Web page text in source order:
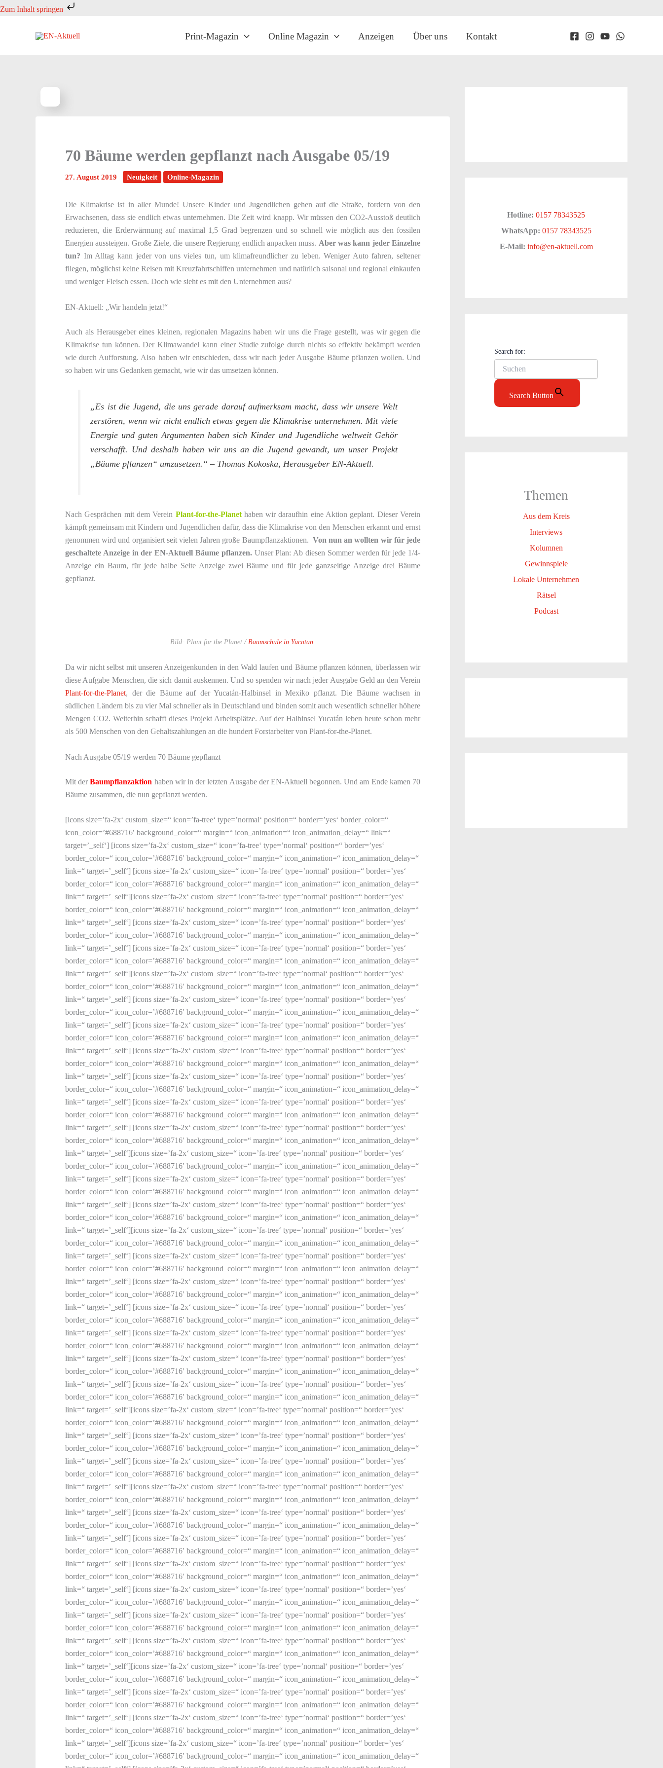
Zum Inhalt springen
Zum
Print-Magazin Online Magazin Anzeigen Über uns Kontakt
70 Bäume werden gepflanzt nach Ausgabe 05/19
27. August 2019 Neuigkeit Online-Magazin
Die Klimakrise ist in aller Munde! Unsere Kinder und Jugendlichen gehen auf die Straße, fordern von den
Erwachsenen, dass sie endlich etwas unternehmen. Die Zeit wird knapp. Wir müssen den CO2-Ausstoß deutlich
reduzieren, die Erderwärmung auf maximal 1,5 Grad begrenzen und so schnell wie möglich aus den fossilen
Energien aussteigen. Große Ziele, die unsere Regierung endlich anpacken muss. Aber was kann jeder Einzelne
tun? Im Alltag kann jeder von uns vieles tun, um klimafreundlicher zu leben. Weniger Auto fahren, seltener
fliegen, möglichst keine Reisen mit Kreuzfahrtschiffen unternehmen und natürlich saisonal und regional einkaufen
und weniger Fleisch essen. Doch wie sieht es mit den Unternehmen aus?
EN-Aktuell: „Wir handeln jetzt!“
Auch als Herausgeber eines kleinen, regionalen Magazins haben wir uns die Frage gestellt, was wir gegen die
Klimakrise tun können. Der Klimawandel kann einer Studie zufolge durch nichts so effektiv bekämpft werden
wie durch Aufforstung. Also haben wir entschieden, dass wir nach jeder Ausgabe Bäume pflanzen wollen. Und
so haben wir uns Gedanken gemacht, wie wir das umsetzen können.
„Es ist die Jugend, die uns gerade darauf aufmerksam macht, dass wir unsere Welt
zerstören, wenn wir nicht endlich etwas gegen die Klimakrise unternehmen. Mit viele
Energie und guten Argumenten haben sich Kinder und Jugendliche weltweit Gehör
verschafft. Und deshalb haben wir uns an die Jugend gewandt, um unser Projekt
„Bäume pflanzen“ umzusetzen.“ – Thomas Kokoska, Herausgeber EN-Aktuell.
Nach Gesprächen mit dem Verein Plant-for-the-Planethaben wir daraufhin eine Aktion geplant. Dieser Verein
kämpft gemeinsam mit Kindern und Jugendlichen dafür, dass die Klimakrise von den Menschen erkannt und ernst
genommen wird und organisiert seit vielen Jahren große Baumpflanzaktionen. Von nun an wollten wir für jede
geschaltete Anzeige in der EN-Aktuell Bäume pflanzen.Unser Plan: Ab diesen Sommer werden für jede 1/4-
Anzeige ein Baum, für jede halbe Seite Anzeige zwei Bäume und für jede ganzseitige Anzeige drei Bäume
gepflanzt.
Bild: Plant for the Planet / Baumschule in Yucatan
Da wir nicht selbst mit unseren Anzeigenkunden in den Wald laufen und Bäume pflanzen können, überlassen wir
diese Aufgabe Menschen, die sich damit auskennen. Und so spenden wir nach jeder Ausgabe Geld an den Verein
Plant-for-the-Planet, der die Bäume auf der Yucatán-Halbinsel in Mexiko pflanzt. Die Bäume wachsen in
südlichen Ländern bis zu vier Mal schneller als in Deutschland und binden somit auch wesentlich schneller höhere
Mengen CO2. Weiterhin schafft dieses Projekt Arbeitsplätze. Auf der Halbinsel Yucatán leben heute schon mehr
als 500 Menschen von den Gehaltszahlungen an die hundert Forstarbeiter von Plant-for-the-Planet.
Nach Ausgabe 05/19 werden 70 Bäume gepflanzt
Mit derBaumpflanzaktion haben wir in der letzten Ausgabe der EN-Aktuell begonnen. Und am Ende kamen 70
Bäume zusammen, die nun gepflanzt werden.
[icons size=’fa-2x‘ custom_size=“ icon=’fa-tree‘ type=’normal‘ position=“ border=’yes‘ border_color=“ icon_color=’#688716′ background_color=“ margin=“ icon_animation=“ icon_animation_delay=“ link=“ target=’_self‘] [icons size=’fa-2x‘ custom_size=“ icon=’fa-tree‘ type=’normal‘ position=“ border=’yes‘ border_color=“ icon_color=’#688716′ background_color=“ margin=“ icon_animation=“ icon_animation_delay=“ link=“ target=’_self‘] [icons size=’fa-2x‘ custom_size=“ icon=’fa-tree‘ type=’normal‘ position=“ border=’yes‘ border_color=“ icon_color=’#688716′ background_color=“ margin=“ icon_animation=“ icon_animation_delay=“ link=“ target=’_self‘][icons size=’fa-2x‘ custom_size=“ icon=’fa-tree‘ type=’normal‘ position=“ border=’yes‘ border_color=“ icon_color=’#688716′ background_color=“ margin=“ icon_animation=“ icon_animation_delay=“ link=“ target=’_self‘] [icons size=’fa-2x‘ custom_size=“ icon=’fa-tree‘ type=’normal‘ position=“ border=’yes‘ border_color=“ icon_color=’#688716′ background_color=“ margin=“ icon_animation=“ icon_animation_delay=“ link=“ target=’_self‘] [icons size=’fa-2x‘ custom_size=“ icon=’fa-tree‘ type=’normal‘ position=“ border=’yes‘ border_color=“ icon_color=’#688716′ background_color=“ margin=“ icon_animation=“ icon_animation_delay=“ link=“ target=’_self‘][icons size=’fa-2x‘ custom_size=“ icon=’fa-tree‘ type=’normal‘ position=“ border=’yes‘ border_color=“ icon_color=’#688716′ background_color=“ margin=“ icon_animation=“ icon_animation_delay=“ link=“ target=’_self‘] [icons size=’fa-2x‘ custom_size=“ icon=’fa-tree‘ type=’normal‘ position=“ border=’yes‘ border_color=“ icon_color=’#688716′ background_color=“ margin=“ icon_animation=“ icon_animation_delay=“ link=“ target=’_self‘] [icons size=’fa-2x‘ custom_size=“ icon=’fa-tree‘ type=’normal‘ position=“ border=’yes‘ border_color=“ icon_color=’#688716′ background_color=“ margin=“ icon_animation=“ icon_animation_delay=“ link=“ target=’_self‘] [icons size=’fa-2x‘ custom_size=“ icon=’fa-tree‘ type=’normal‘ position=“ border=’yes‘ border_color=“ icon_color=’#688716′ background_color=“ margin=“ icon_animation=“ icon_animation_delay=“ link=“ target=’_self‘] [icons size=’fa-2x‘ custom_size=“ icon=’fa-tree‘ type=’normal‘ position=“ border=’yes‘ border_color=“ icon_color=’#688716′ background_color=“ margin=“ icon_animation=“ icon_animation_delay=“ link=“ target=’_self‘] [icons size=’fa-2x‘ custom_size=“ icon=’fa-tree‘ type=’normal‘ position=“ border=’yes‘ border_color=“ icon_color=’#688716′ background_color=“ margin=“ icon_animation=“ icon_animation_delay=“ link=“ target=’_self‘] [icons size=’fa-2x‘ custom_size=“ icon=’fa-tree‘ type=’normal‘ position=“ border=’yes‘ border_color=“ icon_color=’#688716′ background_color=“ margin=“ icon_animation=“ icon_animation_delay=“ link=“ target=’_self‘][icons size=’fa-2x‘ custom_size=“ icon=’fa-tree‘ type=’normal‘ position=“ border=’yes‘ border_color=“ icon_color=’#688716′ background_color=“ margin=“ icon_animation=“ icon_animation_delay=“ link=“ target=’_self‘] [icons size=’fa-2x‘ custom_size=“ icon=’fa-tree‘ type=’normal‘ position=“ border=’yes‘ border_color=“ icon_color=’#688716′ background_color=“ margin=“ icon_animation=“ icon_animation_delay=“ link=“ target=’_self‘] [icons size=’fa-2x‘ custom_size=“ icon=’fa-tree‘ type=’normal‘ position=“ border=’yes‘ border_color=“ icon_color=’#688716′ background_color=“ margin=“ icon_animation=“ icon_animation_delay=“ link=“ target=’_self‘][icons size=’fa-2x‘ custom_size=“ icon=’fa-tree‘ type=’normal‘ position=“ border=’yes‘ border_color=“ icon_color=’#688716′ background_color=“ margin=“ icon_animation=“ icon_animation_delay=“ link=“ target=’_self‘] [icons size=’fa-2x‘ custom_size=“ icon=’fa-tree‘ type=’normal‘ position=“ border=’yes‘ border_color=“ icon_color=’#688716′ background_color=“ margin=“ icon_animation=“ icon_animation_delay=“ link=“ target=’_self‘] [icons size=’fa-2x‘ custom_size=“ icon=’fa-tree‘ type=’normal‘ position=“ border=’yes‘ border_color=“ icon_color=’#688716′ background_color=“ margin=“ icon_animation=“ icon_animation_delay=“ link=“ target=’_self‘] [icons size=’fa-2x‘ custom_size=“ icon=’fa-tree‘ type=’normal‘ position=“ border=’yes‘ border_color=“ icon_color=’#688716′ background_color=“ margin=“ icon_animation=“ icon_animation_delay=“ link=“ target=’_self‘] [icons size=’fa-2x‘ custom_size=“ icon=’fa-tree‘ type=’normal‘ position=“ border=’yes‘ border_color=“ icon_color=’#688716′ background_color=“ margin=“ icon_animation=“ icon_animation_delay=“ link=“ target=’_self‘] [icons size=’fa-2x‘ custom_size=“ icon=’fa-tree‘ type=’normal‘ position=“ border=’yes‘ border_color=“ icon_color=’#688716′ background_color=“ margin=“ icon_animation=“ icon_animation_delay=“ link=“ target=’_self‘] [icons size=’fa-2x‘ custom_size=“ icon=’fa-tree‘ type=’normal‘ position=“ border=’yes‘ border_color=“ icon_color=’#688716′ background_color=“ margin=“ icon_animation=“ icon_animation_delay=“ link=“ target=’_self‘][icons size=’fa-2x‘ custom_size=“ icon=’fa-tree‘ type=’normal‘ position=“ border=’yes‘ border_color=“ icon_color=’#688716′ background_color=“ margin=“ icon_animation=“ icon_animation_delay=“ link=“ target=’_self‘] [icons size=’fa-2x‘ custom_size=“ icon=’fa-tree‘ type=’normal‘ position=“ border=’yes‘ border_color=“ icon_color=’#688716′ background_color=“ margin=“ icon_animation=“ icon_animation_delay=“ link=“ target=’_self‘] [icons size=’fa-2x‘ custom_size=“ icon=’fa-tree‘ type=’normal‘ position=“ border=’yes‘ border_color=“ icon_color=’#688716′ background_color=“ margin=“ icon_animation=“ icon_animation_delay=“ link=“ target=’_self‘][icons size=’fa-2x‘ custom_size=“ icon=’fa-tree‘ type=’normal‘ position=“ border=’yes‘ border_color=“ icon_color=’#688716′ background_color=“ margin=“ icon_animation=“ icon_animation_delay=“ link=“ target=’_self‘] [icons size=’fa-2x‘ custom_size=“ icon=’fa-tree‘ type=’normal‘ position=“ border=’yes‘ border_color=“ icon_color=’#688716′ background_color=“ margin=“ icon_animation=“ icon_animation_delay=“ link=“ target=’_self‘] [icons size=’fa-2x‘ custom_size=“ icon=’fa-tree‘ type=’normal‘ position=“ border=’yes‘ border_color=“ icon_color=’#688716′ background_color=“ margin=“ icon_animation=“ icon_animation_delay=“ link=“ target=’_self‘] [icons size=’fa-2x‘ custom_size=“ icon=’fa-tree‘ type=’normal‘ position=“ border=’yes‘ border_color=“ icon_color=’#688716′ background_color=“ margin=“ icon_animation=“ icon_animation_delay=“ link=“ target=’_self‘] [icons size=’fa-2x‘ custom_size=“ icon=’fa-tree‘ type=’normal‘ position=“ border=’yes‘ border_color=“ icon_color=’#688716′ background_color=“ margin=“ icon_animation=“ icon_animation_delay=“ link=“ target=’_self‘] [icons size=’fa-2x‘ custom_size=“ icon=’fa-tree‘ type=’normal‘ position=“ border=’yes‘ border_color=“ icon_color=’#688716′ background_color=“ margin=“ icon_animation=“ icon_animation_delay=“ link=“ target=’_self‘] [icons size=’fa-2x‘ custom_size=“ icon=’fa-tree‘ type=’normal‘ position=“ border=’yes‘ border_color=“ icon_color=’#688716′ background_color=“ margin=“ icon_animation=“ icon_animation_delay=“ link=“ target=’_self‘][icons size=’fa-2x‘ custom_size=“ icon=’fa-tree‘ type=’normal‘ position=“ border=’yes‘ border_color=“ icon_color=’#688716′ background_color=“ margin=“ icon_animation=“ icon_animation_delay=“ link=“ target=’_self‘] [icons size=’fa-2x‘ custom_size=“ icon=’fa-tree‘ type=’normal‘ position=“ border=’yes‘ border_color=“ icon_color=’#688716′ background_color=“ margin=“ icon_animation=“ icon_animation_delay=“ link=“ target=’_self‘] [icons size=’fa-2x‘ custom_size=“ icon=’fa-tree‘ type=’normal‘ position=“ border=’yes‘ border_color=“ icon_color=’#688716′ background_color=“ margin=“ icon_animation=“ icon_animation_delay=“ link=“ target=’_self‘][icons size=’fa-2x‘ custom_size=“ icon=’fa-tree‘ type=’normal‘ position=“ border=’yes‘ border_color=“ icon_color=’#688716′ background_color=“ margin=“ icon_animation=“ icon_animation_delay=“ link=“ target=’_self‘] [icons size=’fa-2x‘ custom_size=“ icon=’fa-tree‘ type=’normal‘ position=“ border=’yes‘ border_color=“ icon_color=’#688716′ background_color=“ margin=“ icon_animation=“ icon_animation_delay=“ link=“ target=’_self‘] [icons size=’fa-2x‘ custom_size=“ icon=’fa-tree‘ type=’normal‘ position=“ border=’yes‘ border_color=“ icon_color=’#688716′ background_color=“ margin=“ icon_animation=“ icon_animation_delay=“ link=“ target=’_self‘] [icons size=’fa-2x‘ custom_size=“ icon=’fa-tree‘ type=’normal‘ position=“ border=’yes‘ border_color=“ icon_color=’#688716′ background_color=“ margin=“ icon_animation=“ icon_animation_delay=“ link=“ target=’_self‘] [icons size=’fa-2x‘ custom_size=“ icon=’fa-tree‘ type=’normal‘ position=“ border=’yes‘ border_color=“ icon_color=’#688716′ background_color=“ margin=“ icon_animation=“ icon_animation_delay=“ link=“ target=’_self‘] [icons size=’fa-2x‘ custom_size=“ icon=’fa-tree‘ type=’normal‘ position=“ border=’yes‘ border_color=“ icon_color=’#688716′ background_color=“ margin=“ icon_animation=“ icon_animation_delay=“ link=“ target=’_self‘] [icons size=’fa-2x‘ custom_size=“ icon=’fa-tree‘ type=’normal‘ position=“ border=’yes‘ border_color=“ icon_color=’#688716′ background_color=“ margin=“ icon_animation=“ icon_animation_delay=“ link=“ target=’_self‘][icons size=’fa-2x‘ custom_size=“ icon=’fa-tree‘ type=’normal‘ position=“ border=’yes‘ border_color=“ icon_color=’#688716′ background_color=“ margin=“ icon_animation=“ icon_animation_delay=“ link=“ target=’_self‘] [icons size=’fa-2x‘ custom_size=“ icon=’fa-tree‘ type=’normal‘ position=“ border=’yes‘ border_color=“ icon_color=’#688716′ background_color=“ margin=“ icon_animation=“ icon_animation_delay=“ link=“ target=’_self‘] [icons size=’fa-2x‘ custom_size=“ icon=’fa-tree‘ type=’normal‘ position=“ border=’yes‘ border_color=“ icon_color=’#688716′ background_color=“ margin=“ icon_animation=“ icon_animation_delay=“ link=“ target=’_self‘][icons size=’fa-2x‘ custom_size=“ icon=’fa-tree‘ type=’normal‘ position=“ border=’yes‘ border_color=“ icon_color=’#688716′ background_color=“ margin=“ icon_animation=
Hotline: 0157 78343525
WhatsApp: 0157 78343525
E-Mail: info@en-aktuell.com
Search for:
Search Button
Themen
Aus dem Kreis
Interviews
Kolumnen
Gewinnspiele
Lokale Unternehmen
Rätsel
Podcast